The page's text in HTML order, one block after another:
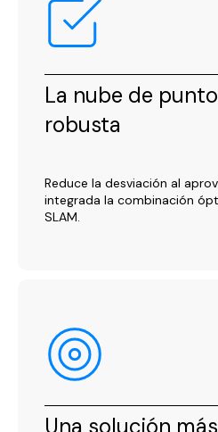
La nube de
robusta
Reduce la desviación al
integrada la combinación
SLAM.